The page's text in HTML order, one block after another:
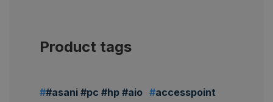
Product tags
#asani #pc #hp #aio accesspoint